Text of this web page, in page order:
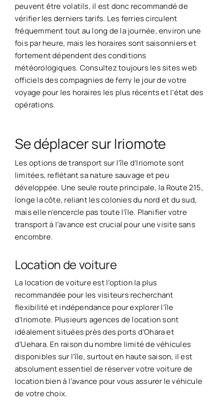
peuvent être volatils, il est donc recommandé de
vérifier les derniers tarifs. Les ferries circulent
fréquemment tout au long de la journée, environ une
fois par heure, mais les horaires sont saisonniers et
fortement dépendent des conditions
météorologiques. Consultez toujours les sites web
officiels des compagnies de ferry le jour de votre
voyage pour les horaires les plus récents et l’état des
opérations.
Se déplacer sur Iriomote
Les options de transport sur l’île d’Iriomote sont
limitées, reflétant sa nature sauvage et peu
développée. Une seule route principale, la Route 215,
longe la côte, reliant les colonies du nord et du sud,
mais elle n’encercle pas toute l’île. Planifier votre
transport à l’avance est crucial pour une visite sans
encombre.
Location de voiture
La location de voiture est l’option la plus
recommandée pour les visiteurs recherchant
flexibilité et indépendance pour explorer l’île
d’Iriomote. Plusieurs agences de location sont
idéalement situées près des ports d’Ohara et
d’Uehara. En raison du nombre limité de véhicules
disponibles sur l’île, surtout en haute saison, il est
absolument essentiel de réserver votre voiture de
location bien à l’avance pour vous assurer le véhicule
de votre choix.